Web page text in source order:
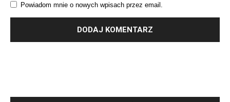
Powiadom mnie o nowych wpisach przez email.